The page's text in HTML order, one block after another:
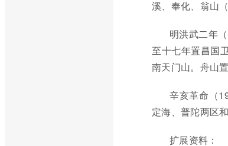
溪、奉化、翁山
明洪武二年
至十七年置昌国
南天门山。舟山
辛亥革命（
定海、普陀两区
扩展资料：